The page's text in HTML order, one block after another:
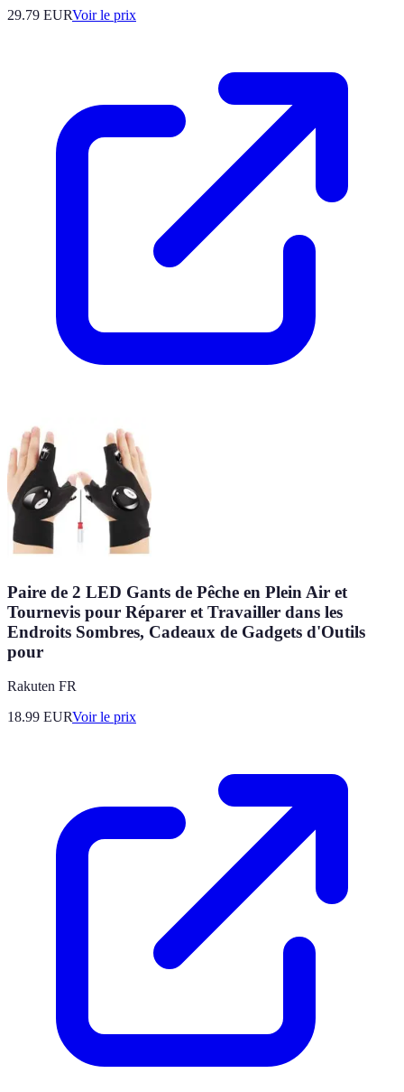
29.79 EURVoir le prix
Paire de 2 LED Gants de Pêche en Plein Air et
Tournevis pour Réparer et Travailler dans les
Endroits Sombres, Cadeaux de Gadgets d'Outils
pour
Rakuten FR
18.99 EURVoir le prix